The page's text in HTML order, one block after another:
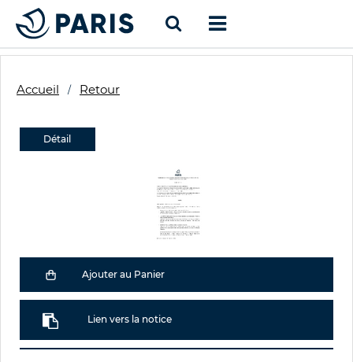
Accueil Retour
Détail
Ajouter au Panier
Lien vers la notice